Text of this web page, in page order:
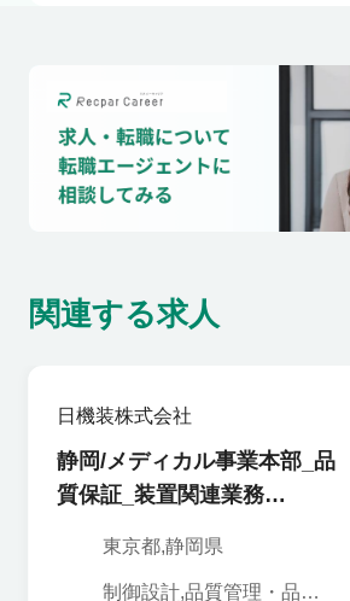
関連する求人
日機装株式会社
静岡/メディカル事業本部_品
質保証_装置関連業務
東京都,静岡県
制御設計,品質管理・品質